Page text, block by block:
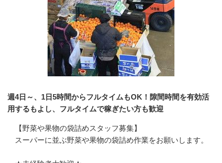
週4日～、1日5時間からフルタイムもOK！隙間時間を有効活
用するもよし、フルタイムで稼ぎたい方も歓迎
【野菜や果物の袋詰めスタッフ募集】
スーパーに並ぶ野菜や果物の袋詰め作業をお願いします。